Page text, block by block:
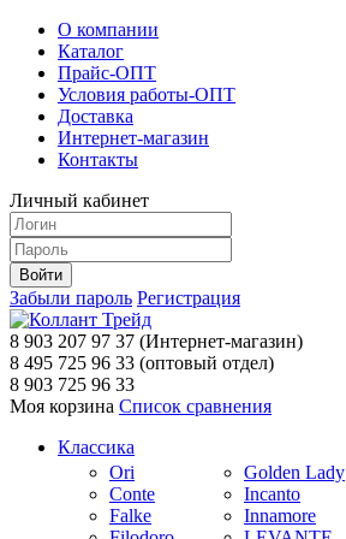
О компании
Каталог
Прайс-ОПТ
Условия работы-ОПТ
Доставка
Интернет-магазин
Контакты
Личный кабинет
Забыли пароль Регистрация
8 903 207 97 37 (Интернет-магазин)
8 495 725 96 33 (оптовый отдел)
8 903 725 96 33
Моя корзина Список сравнения
Классика
Ori
Conte
Falke
Golden Lady
Incanto
Innamore